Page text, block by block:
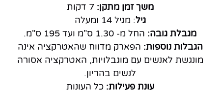
משך זמן מתקן: 7 דקות
גיל: מגיל 14 ומעלה
מגבלת גובה: החל מ- 1.30 ס"מ ועד 195 ס"מ.
הגבלות נוספות: הפארק מדווח שהאטרקציה אינה
מונגשת לאנשים עם מוגבלויות, האטרקציה אסורה
לנשים בהריון.
עונת פעילות:כל העונות